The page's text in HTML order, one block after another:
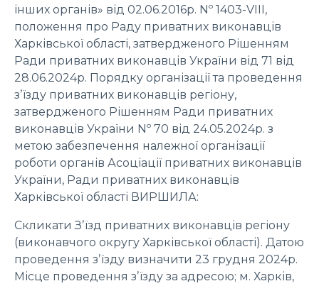
інших органів» від 02.06.2016р. Nº 1403-VIII,
положення про Раду приватних виконавців
Харківської області, затвердженого Рішенням
Ради приватних виконавців України від 71 від
28.06.2024р. Порядку організації та проведення
зʼїзду приватних виконавців регіону,
затвердженого Рішенням Ради приватних
виконавців України Nº 70 від 24.05.2024р. з
метою забезпечення належної організації
роботи органів Асоціації приватних виконавців
України, Ради приватних виконавців
Харківської області ВИРШИЛА:
Скликати Зʼїзд приватних виконавців регіону
(виконавчого округу Харківської області). Датою
проведення зʼїзду визначити 23 грудня 2024р.
Місце проведення зʼїзду за адресою; м. Харків,